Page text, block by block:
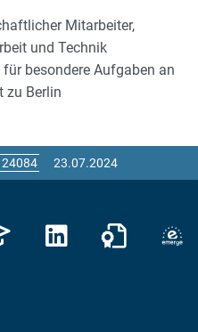
Mitarbeiter,
und Technik
besondere Aufgaben an
zu Berlin
23.07.2024